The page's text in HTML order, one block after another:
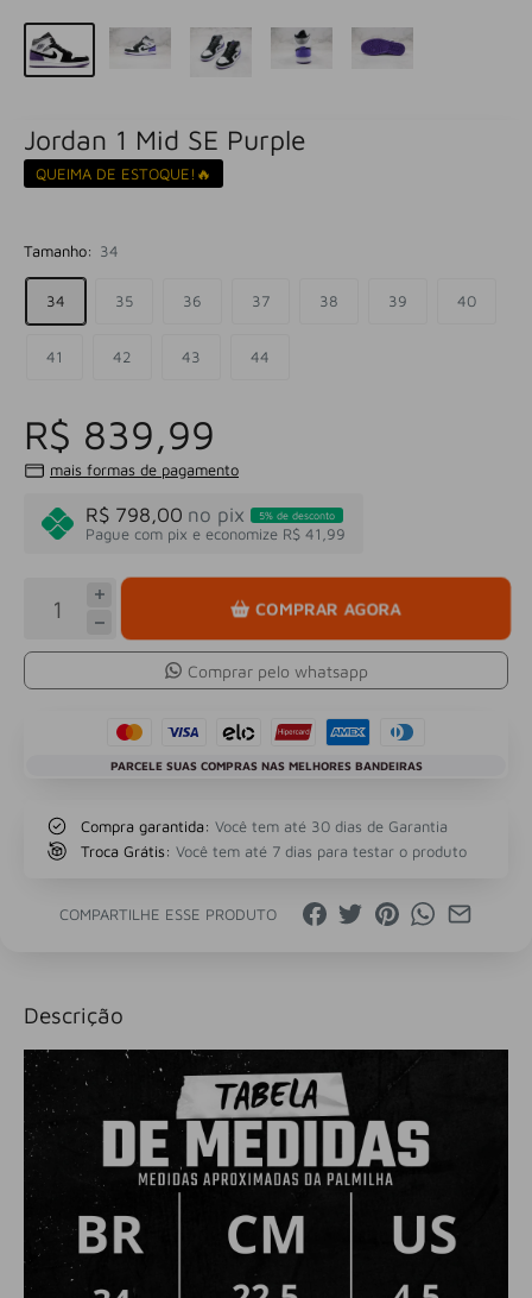
Jordan 1 Mid SE Purple
QUEIMA DE ESTOQUE!🔥
Tamanho: 34
34 35 36 37 38 39 40
41 42 43 44
R$ 839,99
mais formas de pagamento
R$ 798,00 no pix 5% de desconto
Pague com pix e economize R$ 41,99
COMPRAR AGORA
Comprar pelo whatsapp
PARCELE SUAS COMPRAS NAS MELHORES BANDEIRAS
Compra garantida: Você tem até 30 dias de Garantia
Troca Grátis: Você tem até 7 dias para testar o produto
COMPARTILHE ESSE PRODUTO
Descrição